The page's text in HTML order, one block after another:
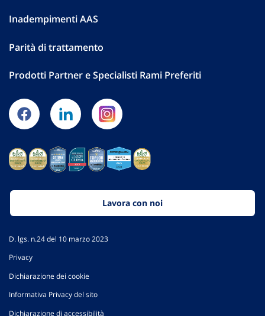
Inadempimenti AAS
Parità di trattamento
Prodotti Partner e Specialisti Rami Preferiti
Lavora con noi
D. lgs. n.24 del 10 marzo 2023
Privacy
Dichiarazione dei cookie
Informativa Privacy del sito
Dichiarazione di accessibilità